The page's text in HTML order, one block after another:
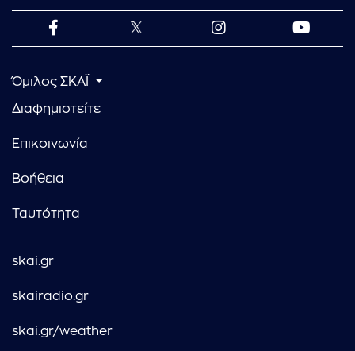
Όμιλος ΣΚΑΪ
Διαφημιστείτε
Επικοινωνία
Βοήθεια
Ταυτότητα
skai.gr
skairadio.gr
skai.gr/weather